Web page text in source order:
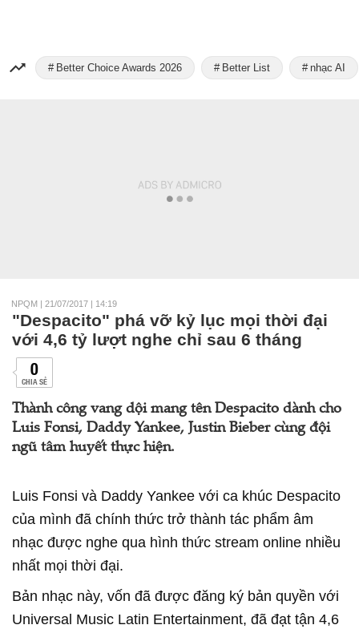
Better Choice Awards 2026 Better List nhạc AI
NPQM | 21/07/2017 | 14:19
"Despacito" phá vỡ kỷ lục mọi thời đại
với 4,6 tỷ lượt nghe chỉ sau 6 tháng
0
CHIA SẺ
Thành công vang dội mang tên Despacito dành cho
Luis Fonsi, Daddy Yankee, Justin Bieber cùng đội
ngũ tâm huyết thực hiện.
Luis Fonsi và Daddy Yankee với ca khúc Despacito
của mình đã chính thức trở thành tác phẩm âm
nhạc được nghe qua hình thức stream online nhiều
nhất mọi thời đại.
Bản nhạc này, vốn đã được đăng ký bản quyền với
Universal Music Latin Entertainment, đã đạt tận 4,6